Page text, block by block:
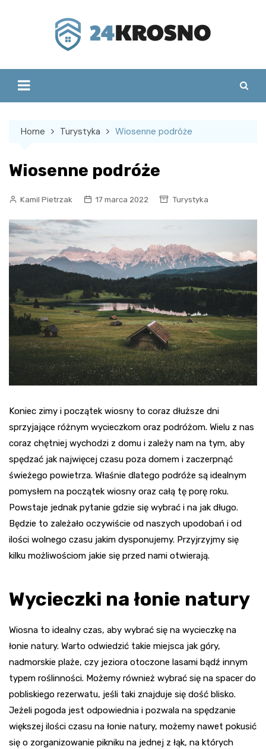
Home Turystyka Wiosenne podróże
Wiosenne podróże
Kamil Pietrzak 17 marca 2022 Turystyka
Koniec zimy i początek wiosny to coraz dłuższe dni
sprzyjające różnym wycieczkom oraz podróżom. Wielu z nas
coraz chętniej wychodzi z domu i zależy nam na tym, aby
spędzać jak najwięcej czasu poza domem i zaczerpnąć
świeżego powietrza. Właśnie dlatego podróże są idealnym
pomysłem na początek wiosny oraz całą tę porę roku.
Powstaje jednak pytanie gdzie się wybrać i na jak długo.
Będzie to zależało oczywiście od naszych upodobań i od
ilości wolnego czasu jakim dysponujemy. Przyjrzyjmy się
kilku możliwościom jakie się przed nami otwierają.
Wycieczki na łonie natury
Wiosna to idealny czas, aby wybrać się na wycieczkę na
łonie natury. Warto odwiedzić takie miejsca jak góry,
nadmorskie plaże, czy jeziora otoczone lasami bądź innym
typem roślinności. Możemy również wybrać się na spacer do
pobliskiego rezerwatu, jeśli taki znajduje się dość blisko.
Jeżeli pogoda jest odpowiednia i pozwala na spędzanie
większej ilości czasu na łonie natury, możemy nawet pokusić
się o zorganizowanie pikniku na jednej z łąk, na których